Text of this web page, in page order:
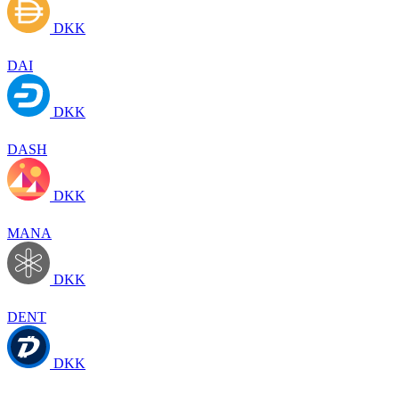
DKK
DAI
DKK
DASH
DKK
MANA
DKK
DENT
DKK